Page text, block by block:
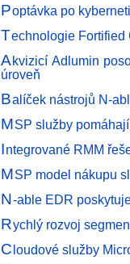
Poptávka po
Technologie Fortified
Akvizicí Adlumin
úroveň
Balíček nástrojů N-
MSP služby
Integrované RMM
MSP model nákupu
N-able EDR
Rychlý rozvoj
Cloudové služby